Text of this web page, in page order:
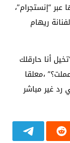
“إنستجرام”،
ريهام
أنا حارقلك
،معلقا
غير مباشر